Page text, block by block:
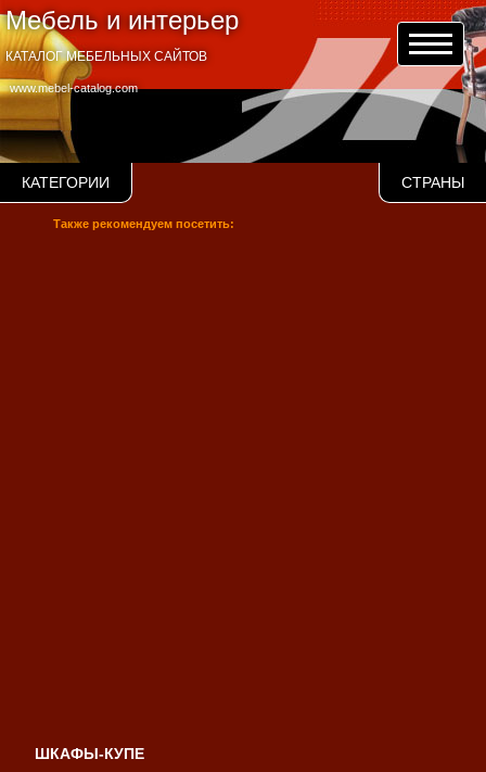
Мебель и интерьер
www.mebel-catalog.com
КАТАЛОГ МЕБЕЛЬНЫХ САЙТОВ
КАТЕГОРИИ СТРАНЫ
Также рекомендуем посетить:
ШКАФЫ-КУПЕ